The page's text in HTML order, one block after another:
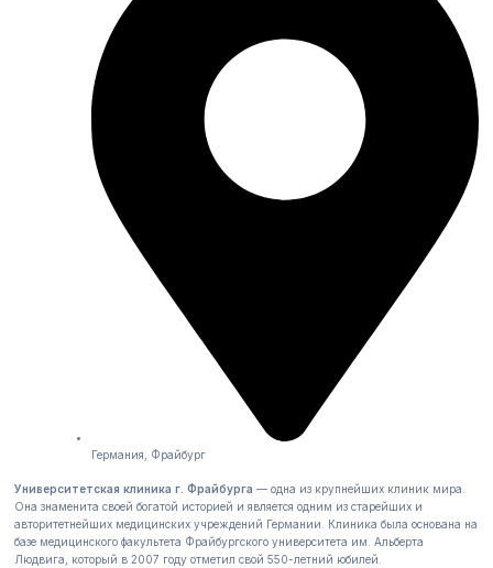
Германия, Фрайбург
Университетская клиника г. Фрайбурга — одна из крупнейших клиник мира.
Она знаменита своей богатой историей и является одним из старейших и
авторитетнейших медицинских учреждений Германии. Клиника была основана на
базе медицинского факультета Фрайбургского университета им. Альберта
Людвига, который в 2007 году отметил свой 550-летний юбилей.